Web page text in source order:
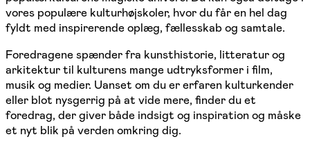
vores populære kulturhøjskoler, hvor du får en hel dag
fyldt med inspirerende oplæg, fællesskab og samtale.
Foredragene spænder fra kunsthistorie, litteratur og
arkitektur til kulturens mange udtryksformer i film,
musik og medier. Uanset om du er erfaren kulturkender
eller blot nysgerrig på at vide mere, finder du et
foredrag, der giver både indsigt og inspiration og måske
et nyt blik på verden omkring dig.